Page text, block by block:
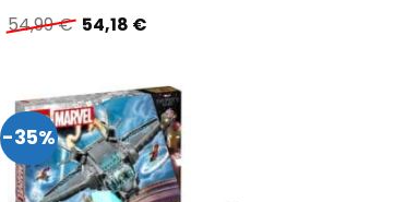
54,99€ Ursprünglicher
Preis
54,18 €Aktueller
-35%